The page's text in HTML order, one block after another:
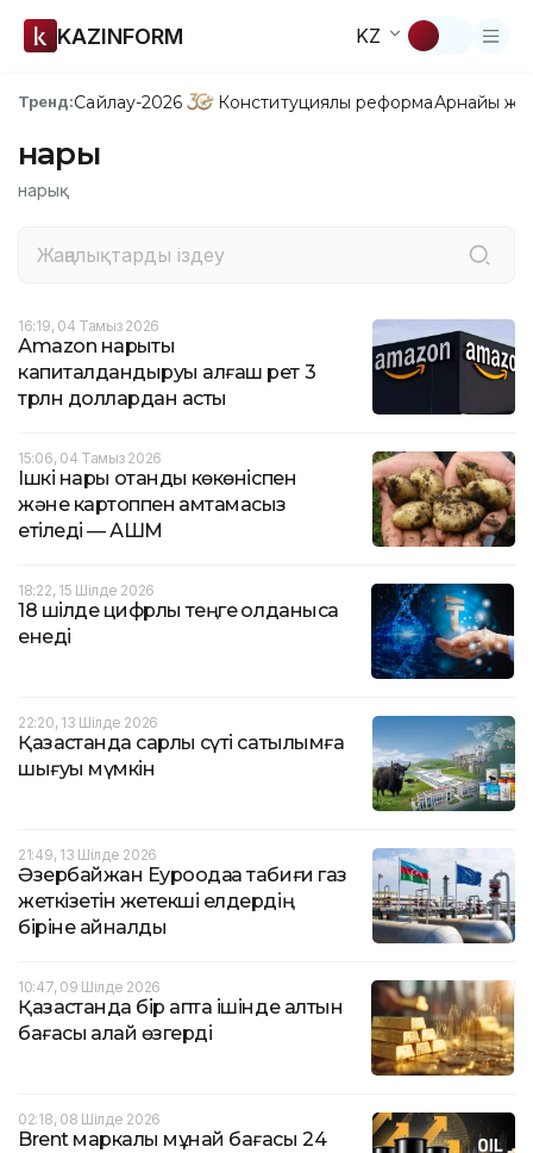
KAZINFORM KZ
Тренд:Сайлау-2026 Конституциялық реформаАрнайы
нарық
нарық
16:19, 04 Тамыз 2026
Аmazon нарықтық
капиталдандыруы алғаш рет 3
трлн доллардан асты
15:06, 04 Тамыз 2026
Ішкі нарық отандық көкөніспен
және картоппен қамтамасыз
етіледі — АШМ
18:22, 15 Шілде 2026
18 шілде цифрлық теңге қолданысқа
енеді
22:20, 13 Шілде 2026
Қазақстанда сарлық сүті сатылымға
шығуы мүмкін
21:49, 13 Шілде 2026
Әзербайжан Еуроодаққа табиғи газ
жеткізетін жетекші елдердің
біріне айналды
10:47, 09 Шілде 2026
Қазақстанда бір апта ішінде алтын
бағасы қалай өзгерді
02:18, 08 Шілде 2026
Brent маркалы мұнай бағасы 24